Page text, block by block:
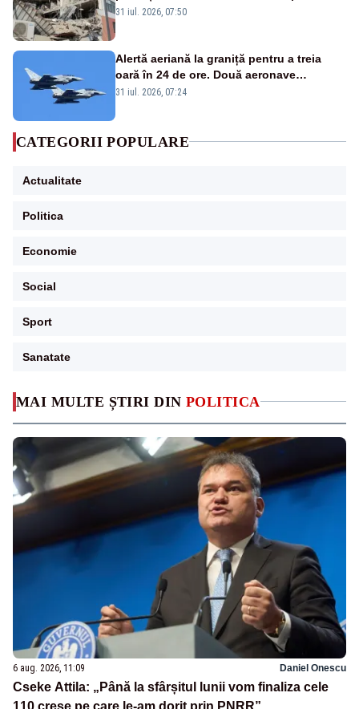
MAI MULTE ȘTIRI DIN POLITICA
6 aug. 2026, 11:09 Daniel Onescu
Cseke Attila: „Până la sfârșitul lunii vom finaliza cele
31 iul. 2026, 07:50
Alertă aeriană la graniță pentru a treia
oară în 24 de ore. Două aeronave
Eurofighter britanice au fost ridicate de la
31 iul. 2026, 07:24
CATEGORII POPULARE
Actualitate
Politica
Economie
Social
Sport
Sanatate